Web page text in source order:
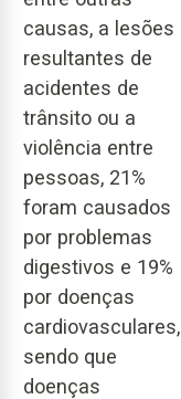
causas, a lesões
resultantes de
acidentes de
trânsito ou a
violência entre
pessoas, 21%
foram causados
por problemas
digestivos e 19%
por doenças
cardiovasculares,
sendo que
doenças